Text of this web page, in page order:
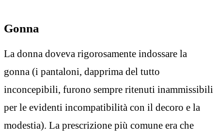
Gonna
La donna doveva rigorosamente indossare la
gonna (i pantaloni, dapprima del tutto
inconcepibili, furono sempre ritenuti inammissibili
per le evidenti incompatibilità con il decoro e la
modestia). La prescrizione più comune era che